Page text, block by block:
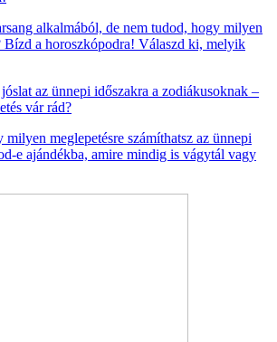
alkalmából, de nem tudod, hogy milyen
Bízd a horoszkópodra! Válaszd ki, melyik
az ünnepi időszakra a zodiákusoknak –
vár rád?
milyen meglepetésre számíthatsz az ünnepi
e ajándékba, amire mindig is vágytál vagy